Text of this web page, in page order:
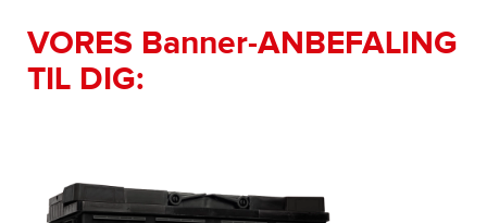
VORES Banner-ANBEFALING
TIL DIG: